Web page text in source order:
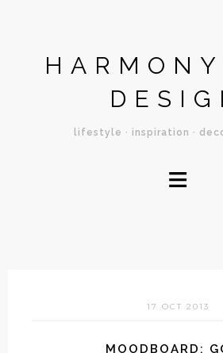
lifestyle · inspiration ·
≡
17 OCT 2013
MOODBOARD: